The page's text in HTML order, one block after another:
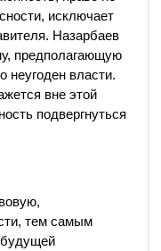
исключает
Назарбаев
предполагающую
неугоден власти.
вне этой
подвергнуться
тем самым